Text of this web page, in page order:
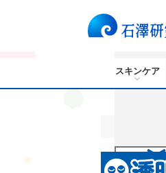
スキンケア
閉じる